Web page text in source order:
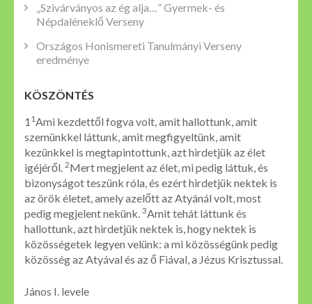
„Szivárványos az ég alja…” Gyermek- és
Népdaléneklő Verseny
Országos Honismereti Tanulmányi Verseny
eredménye
KÖSZÖNTÉS
1 1Ami kezdettől fogva volt, amit hallottunk, amit
szemünkkel láttunk, amit megfigyeltünk, amit
kezünkkel is megtapintottunk, azt hirdetjük az élet
igéjéről. 2Mert megjelent az élet, mi pedig láttuk, és
bizonyságot teszünk róla, és ezért hirdetjük nektek is
az örök életet, amely azelőtt az Atyánál volt, most
pedig megjelent nekünk. 3Amit tehát láttunk és
hallottunk, azt hirdetjük nektek is, hogy nektek is
közösségetek legyen velünk: a mi közösségünk pedig
közösség az Atyával és az ő Fiával, a Jézus Krisztussal.
János I. levele